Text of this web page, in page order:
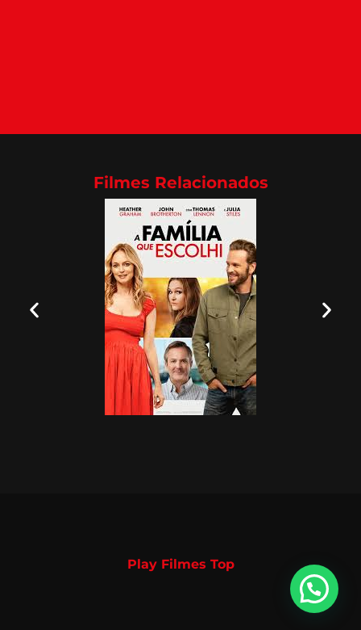
Filmes Relacionados
Play Filmes Top